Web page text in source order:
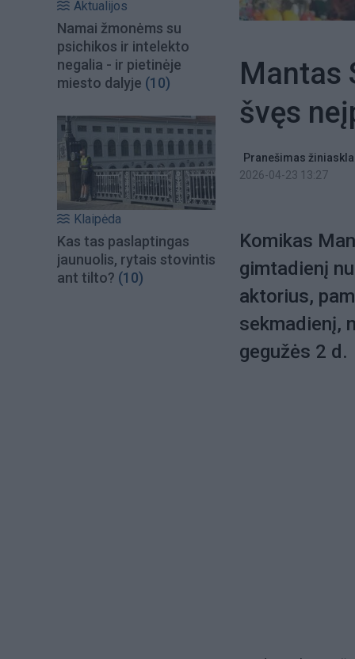
Aktualijos
Namai žmonėms su
psichikos ir intelekto
negalia - ir pietinėje
miesto dalyje (10)
Klaipėda
Kas tas paslaptingas
jaunuolis, rytais stovintis
ant tilto? (10)
Mantas
švęs
Pranešimas
2026-04-23 13:27
Komikas
gimtadienį
aktorius,
sekmadienį,
gegužės 2 d.